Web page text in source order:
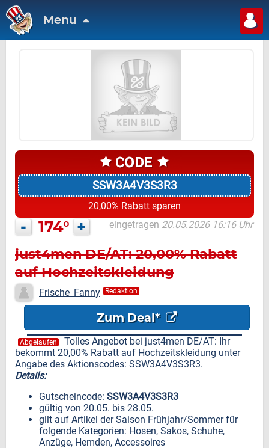
Menu
SSW3A4V3S3R3
20,00% Rabatt sparen
- 174° + eingetragen 20.05.2026 16:16 Uhr
just4men DE/AT: 20,00% Rabatt
auf Hochzeitskleidung
Frische_Fanny Redaktion
Zum Deal*
Abgelaufen
Tolles Angebot bei just4men DE/AT: Ihr
bekommt 20,00% Rabatt auf Hochzeitskleidung unter
Angabe des Aktionscodes: SSW3A4V3S3R3.
Details:
Gutscheincode: SSW3A4V3S3R3
gültig von 20.05. bis 28.05.
gilt auf Artikel der Saison Frühjahr/Sommer für
folgende Kategorien: Hosen, Sakos, Schuhe,
Anzüge, Hemden, Accessoires